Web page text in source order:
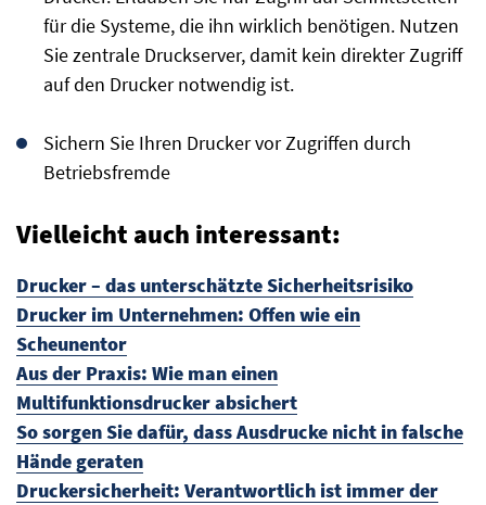
für die Systeme, die ihn wirklich benötigen. Nutzen
Sie zentrale Druckserver, damit kein direkter Zugriff
auf den Drucker notwendig ist.
Sichern Sie Ihren Drucker vor Zugriffen durch
Betriebsfremde
Vielleicht auch interessant:
Drucker – das unterschätzte Sicherheitsrisiko
Drucker im Unternehmen: Offen wie ein
Scheunentor
Aus der Praxis: Wie man einen
Multifunktionsdrucker absichert
So sorgen Sie dafür, dass Ausdrucke nicht in falsche
Hände geraten
Druckersicherheit: Verantwortlich ist immer der